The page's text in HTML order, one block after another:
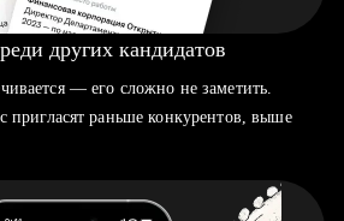
других кандидатов
— его сложно не заметить.
пригласят раньше конкурентов, выше